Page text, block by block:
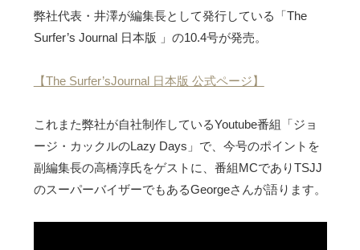
弊社代表・井澤が編集長として発行している「The
Surfer’s Journal 日本版 」の10.4号が発売。
【The Surfer’sJournal 日本版 公式ページ】
これまた弊社が自社制作しているYoutube番組「ジョ
ージ・カックルのLazy Days」で、今号のポイントを
副編集長の高橋淳氏をゲストに、番組MCでありTSJJ
のスーパーバイザーでもあるGeorgeさんが語ります。